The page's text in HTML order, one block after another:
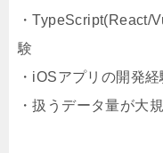
・TypeScript(React/
験
・iOSアプリの開発経
・扱うデータ量が大